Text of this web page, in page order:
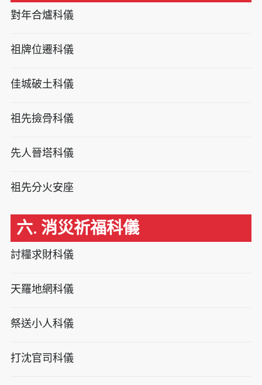
對年合爐科儀
祖牌位遷科儀
佳城破土科儀
祖先撿骨科儀
先人晉塔科儀
祖先分火安座
六. 消災祈福科儀
討糧求財科儀
天羅地網科儀
祭送小人科儀
打沈官司科儀